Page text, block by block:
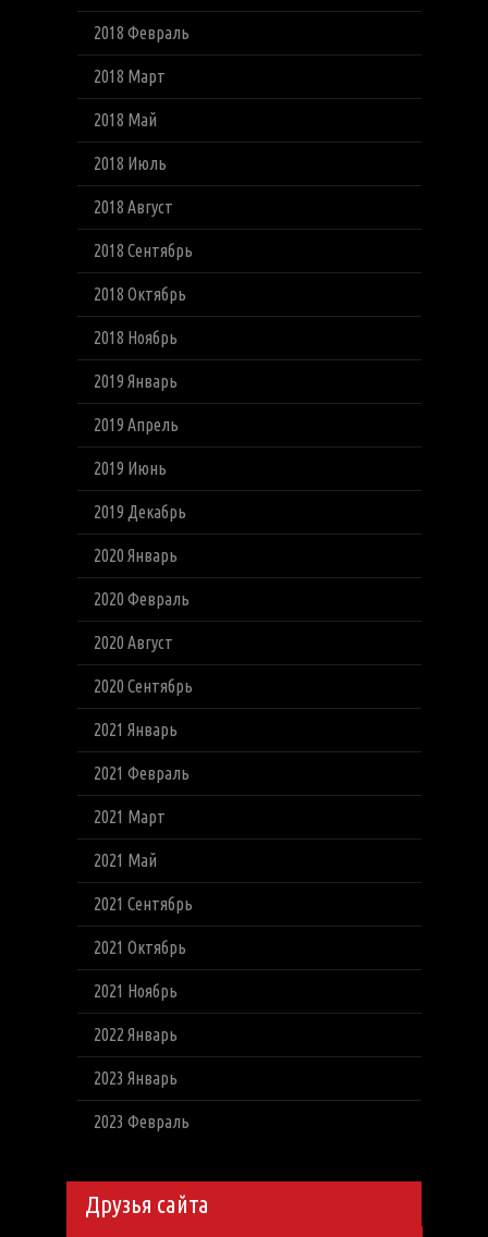
2018 Февраль
2018 Март
2018 Май
2018 Июль
2018 Август
2018 Сентябрь
2018 Октябрь
2018 Ноябрь
2019 Январь
2019 Апрель
2019 Июнь
2019 Декабрь
2020 Январь
2020 Февраль
2020 Август
2020 Сентябрь
2021 Январь
2021 Февраль
2021 Март
2021 Май
2021 Сентябрь
2021 Октябрь
2021 Ноябрь
2022 Январь
2023 Январь
2023 Февраль
Друзья сайта